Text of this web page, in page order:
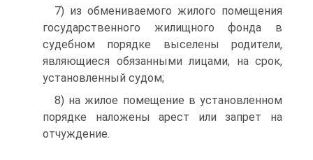
7) из обмениваемого жилого помещения
государственного жи­лищного фонда в
судебном порядке выселены родители,
являющие­ся обязанными лицами, на срок,
установленный судом;
8) на жилое помещение в установленном
порядке наложены арест или запрет на
отчуждение.